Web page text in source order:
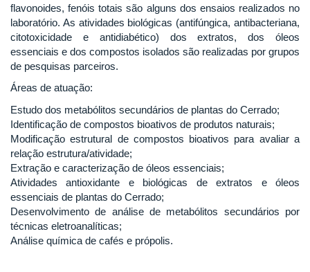
flavonoides, fenóis totais são alguns dos ensaios realizados no
laboratório. As atividades biológicas (antifúngica, antibacteriana,
citotoxicidade e antidiabético) dos extratos, dos óleos
essenciais e dos compostos isolados são realizadas por grupos
de pesquisas parceiros.
Áreas de atuação:
Estudo dos metabólitos secundários de plantas do Cerrado;
Identificação de compostos bioativos de produtos naturais;
Modificação estrutural de compostos bioativos para avaliar a
relação estrutura/atividade;
Extração e caracterização de óleos essenciais;
Atividades antioxidante e biológicas de extratos e óleos
essenciais de plantas do Cerrado;
Desenvolvimento de análise de metabólitos secundários por
técnicas eletroanalíticas;
Análise química de cafés e própolis.